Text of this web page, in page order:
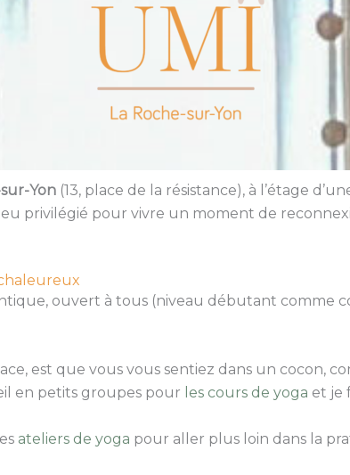
Yon (13, place de la résistance), à l’étage
privilégié pour vivre un moment de
ouvert à tous (niveau débutant comme
est que vous vous sentiez dans un cocon,
en petits groupes pour les cours de yoga et je
ateliers de yoga pour aller plus loin dans la